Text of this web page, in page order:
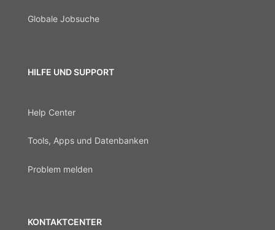
Globale Jobsuche
HILFE UND SUPPORT
Help Center
Tools, Apps und Datenbanken
Problem melden
KONTAKTCENTER